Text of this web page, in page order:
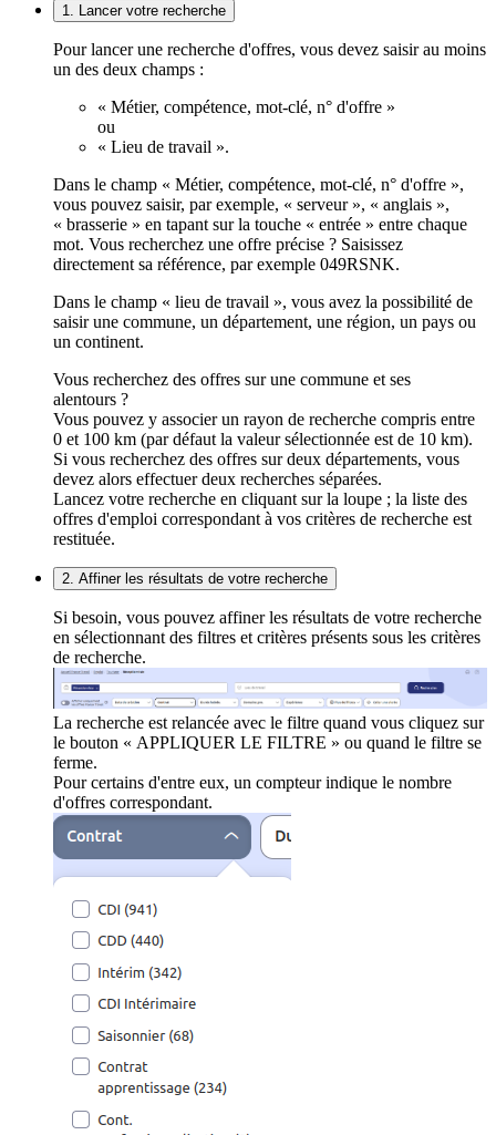
1. Lancer votre recherche
Pour lancer une recherche d'offres, vous devez saisir au moins
un des deux champs :
« Métier, compétence, mot-clé, n° d'offre »
ou
« Lieu de travail ».
Dans le champ « Métier, compétence, mot-clé, n° d'offre »,
vous pouvez saisir, par exemple, « serveur », « anglais »,
« brasserie » en tapant sur la touche « entrée » entre chaque
mot. Vous recherchez une offre précise ? Saisissez
directement sa référence, par exemple 049RSNK.
Dans le champ « lieu de travail », vous avez la possibilité de
saisir une commune, un département, une région, un pays ou
un continent.
Vous recherchez des offres sur une commune et ses
alentours ?
Vous pouvez y associer un rayon de recherche compris entre
0 et 100 km (par défaut la valeur sélectionnée est de 10 km).
Si vous recherchez des offres sur deux départements, vous
devez alors effectuer deux recherches séparées.
Lancez votre recherche en cliquant sur la loupe ; la liste des
offres d'emploi correspondant à vos critères de recherche est
restituée.
2. Affiner les résultats de votre recherche
Si besoin, vous pouvez affiner les résultats de votre recherche
en sélectionnant des filtres et critères présents sous les critères
de recherche.
La recherche est relancée avec le filtre quand vous cliquez sur
le bouton « APPLIQUER LE FILTRE » ou quand le filtre se
ferme.
Pour certains d'entre eux, un compteur indique le nombre
d'offres correspondant.